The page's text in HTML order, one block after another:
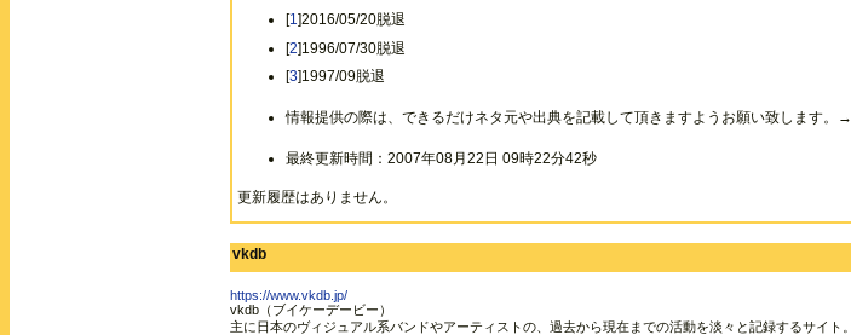
[1]2016/05/20脱退
[2]1996/07/30脱退
[3]1997/09脱退
情報提供の際は、できるだけネタ元や出典を記載して頂きますようお願い致します。→
最終更新時間：2007年08月22日 09時22分42秒
更新履歴はありません。
vkdb
https://www.vkdb.jp/
vkdb（ブイケーデービー）
主に日本のヴィジュアル系バンドやアーティストの、過去から現在までの活動を淡々と記録するサイト。